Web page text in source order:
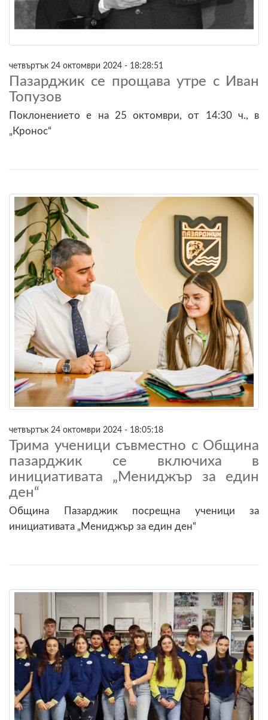
четвъртък 24 октомври 2024 - 18:28:51
Пазарджик се прощава утре с Иван
Топузов
Поклонението е на 25 октомври, от 14:30 ч., в
„Кронос“
четвъртък 24 октомври 2024 - 18:05:18
Трима ученици съвместно с Община
пазарджик се включиха в
инициативата „Мениджър за един
ден“
Община Пазарджик посрещна ученици за
инициативата „Мениджър за един ден“